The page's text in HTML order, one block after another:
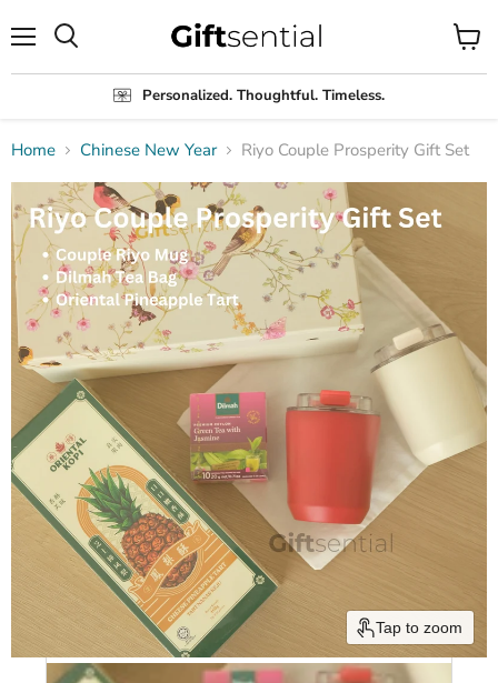
Personalized. Thoughtful. Timeless.
View
cart
Home Chinese New Year Riyo Couple Prosperity Gift Set
Tap to zoom